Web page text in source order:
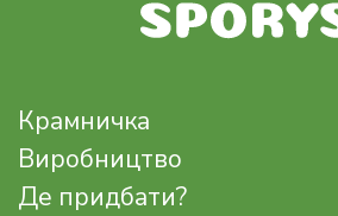
Крамничка
Виробництво
Де придбати?